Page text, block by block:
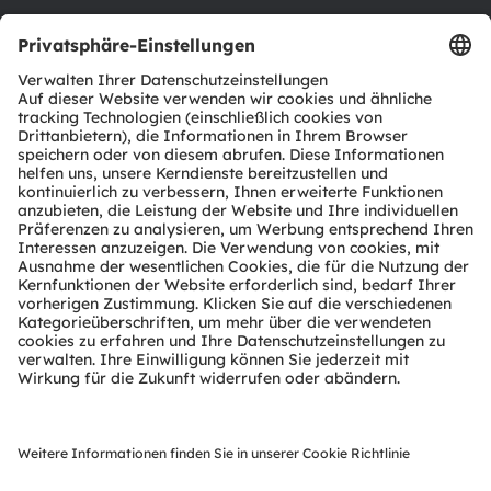
Produkt Selektor
Download Center
Tools
Kundenanfragen
Technischer Support
Partner Netzwerk
Whistleblowing
© 2026 ams-OSRAM AG. All rights reserved.
Datenschutzerklärung Nutzungsbedingungen
Terms of Trade
ImpressumCookie PolicyAI Policy